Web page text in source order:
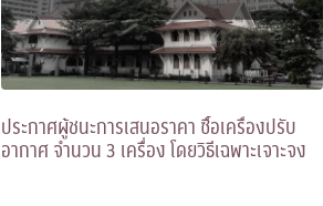
ประกาศผู้ชนะการเสนอราคา ซื้อเครื่องปรับ
อากาศ จำนวน 3 เครื่อง โดยวิธีเฉพาะเจาะจง